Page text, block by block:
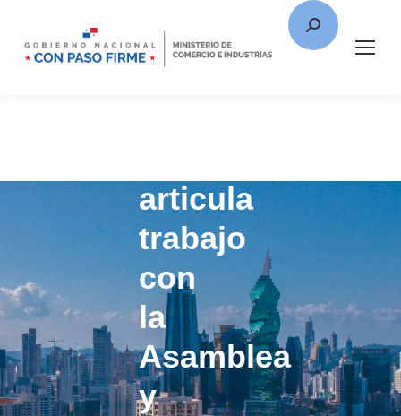
articula
trabajo
con
la
Asamblea
y